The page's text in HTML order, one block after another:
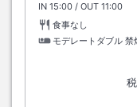
IN チェックイン
15:00 / OUT チェック
11:00
食事なし
モデレートダブル 禁